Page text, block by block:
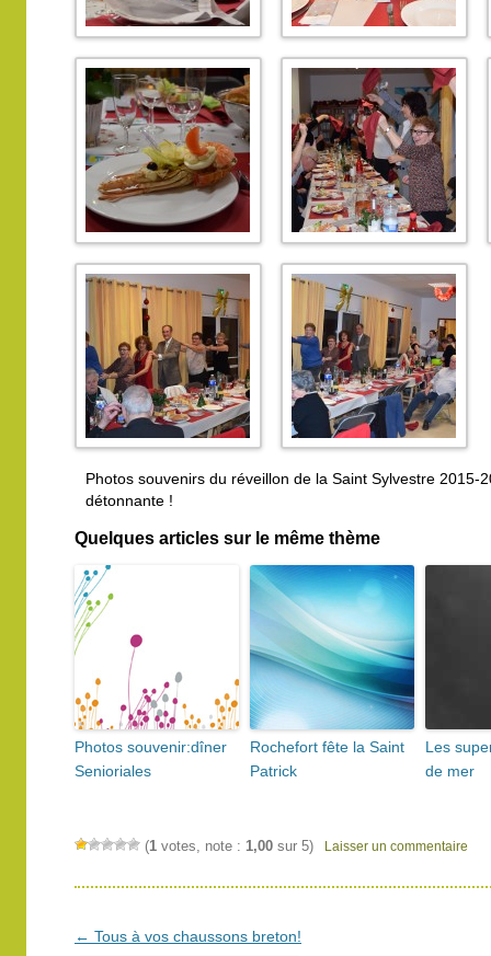
Photos souvenirs du réveillon de la Saint Sylvestre 2015-
détonnante !
Quelques articles sur le même thème
Photos souvenir:dîner
Senioriales
Rochefort fête la Saint
Patrick
Les
de mer
(1 votes, note : 1,00 sur 5) Laisser un commentaire
Navigation
← Tous à vos chaussons breton!